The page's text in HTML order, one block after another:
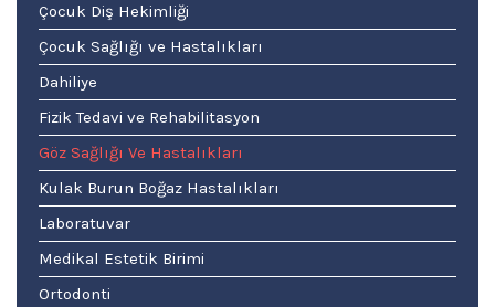
Çocuk Diş Hekimliği
Çocuk Sağlığı ve Hastalıkları
Dahiliye
Fizik Tedavi ve Rehabilitasyon
Göz Sağlığı Ve Hastalıkları
Kulak Burun Boğaz Hastalıkları
Laboratuvar
Medikal Estetik Birimi
Ortodonti